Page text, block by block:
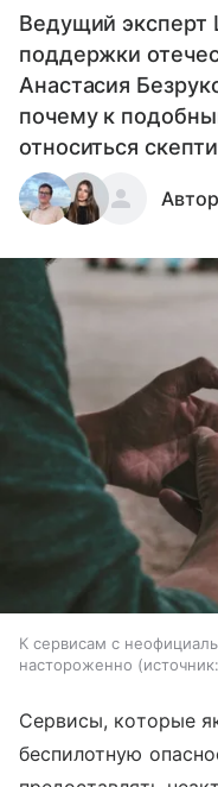
Ведущий эксперт
поддержки
Анастасия
почему к
относиться
К сервисам с
настороженно
источник:
Сервисы, которые
беспилотную